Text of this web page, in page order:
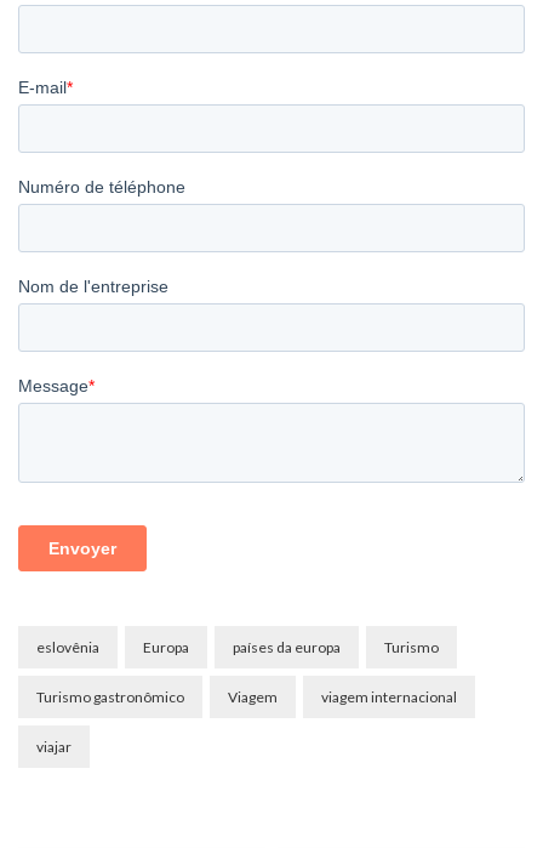
eslovênia Europa países da europa Turismo
Turismo gastronômico Viagem viagem internacional
viajar